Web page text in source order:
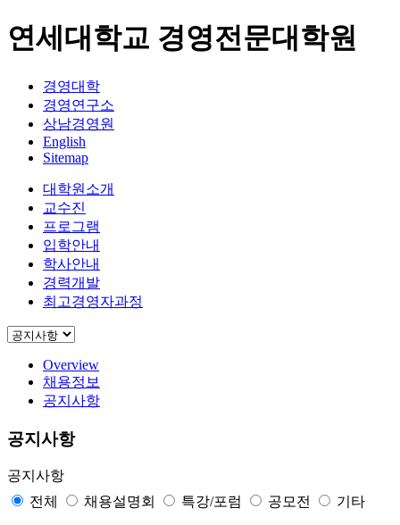
연세대학교 경영전문대학원
경영대학
경영연구소
상남경영원
English
Sitemap
대학원소개
교수진
프로그램
입학안내
학사안내
경력개발
최고경영자과정
Overview
채용정보
공지사항
공지사항
공지사항
전체
채용설명회 특강/포럼 공모전 기타